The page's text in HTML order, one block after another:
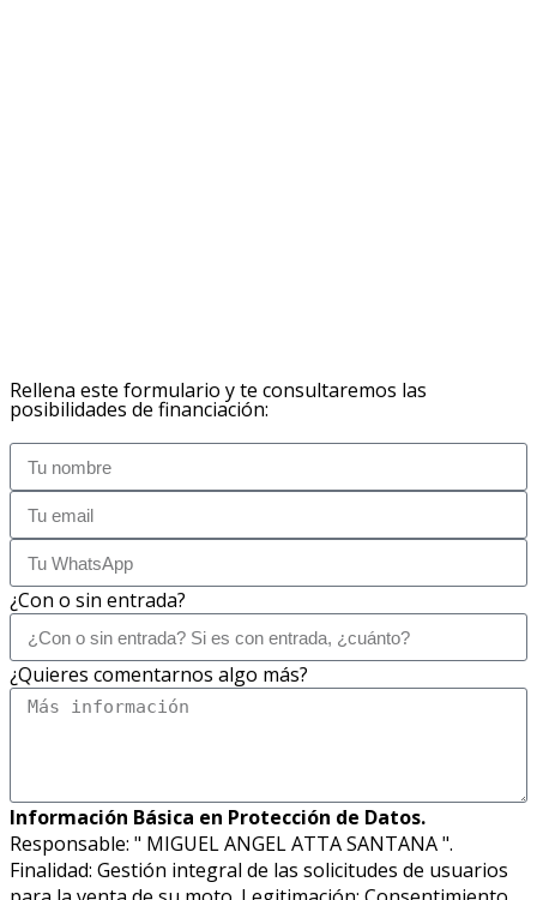
Rellena este formulario y te consultaremos las
posibilidades de financiación:
¿Con o sin entrada?
¿Quieres comentarnos algo más?
Información Básica en Protección de Datos.
Responsable: " MIGUEL ANGEL ATTA SANTANA ".
Finalidad: Gestión integral de las solicitudes de usuarios